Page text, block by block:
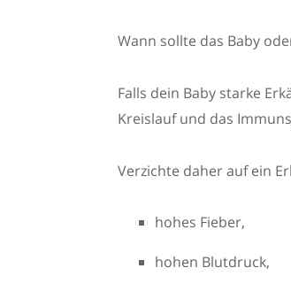
Wann sollte das Baby
Falls dein Baby starke
Kreislauf und das
Verzichte daher auf ein
hohes Fieber,
hohen Blutdruck,